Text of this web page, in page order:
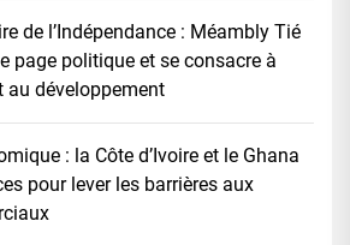
de l’Indépendance : Méambly Tié
page politique et se consacre à
au développement
: la Côte d’Ivoire et le Ghana
pour lever les barrières aux